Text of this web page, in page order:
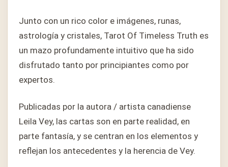
Junto con un rico color e imágenes, runas,
astrología y cristales, Tarot Of Timeless Truth es
un mazo profundamente intuitivo que ha sido
disfrutado tanto por principiantes como por
expertos.
Publicadas por la autora / artista canadiense
Leila Vey, las cartas son en parte realidad, en
parte fantasía, y se centran en los elementos y
reflejan los antecedentes y la herencia de Vey.